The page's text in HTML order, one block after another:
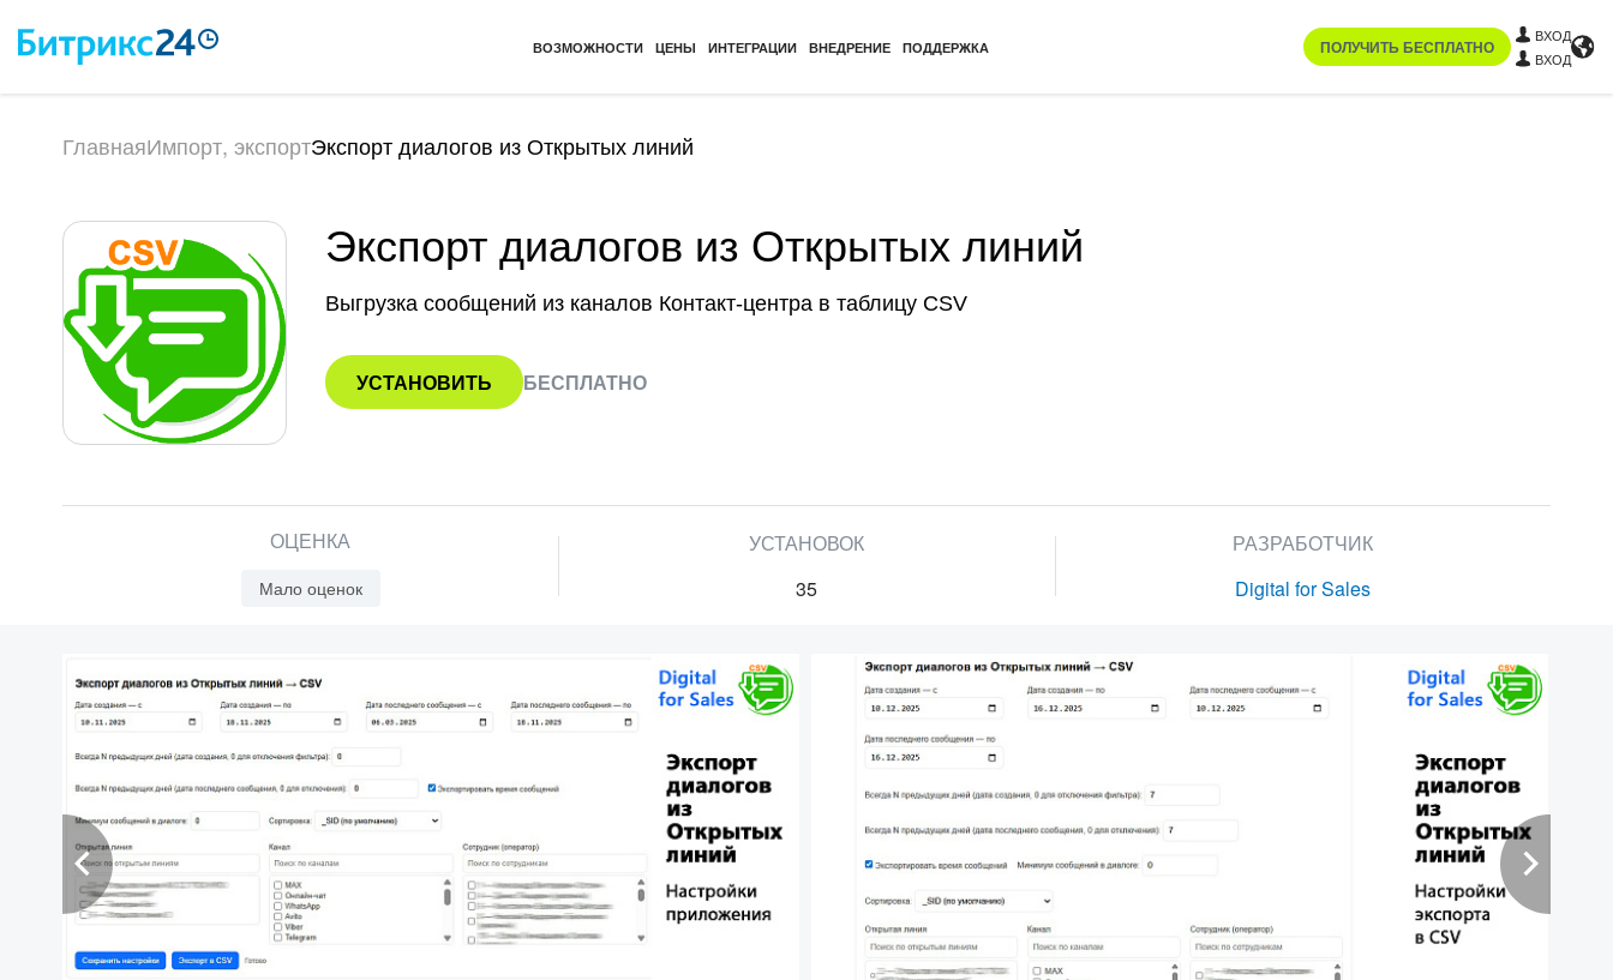
ВОЗМОЖНОСТИ ЦЕНЫ ИНТЕГРАЦИИ ВНЕДРЕНИЕ ПОДДЕРЖКА ПОЛУЧИТЬ БЕСПЛАТНО
ВХОД
ВХОД
ГлавнаяИмпорт, экспортЭкспорт диалогов из Открытых линий
Экспорт диалогов из Открытых линий
Выгрузка сообщений из каналов Контакт-центра в таблицу CSV
УСТАНОВИТЬ БЕСПЛАТНО
ОЦЕНКА
Мало оценок
УСТАНОВОК
35
РАЗРАБОТЧИК
Digital for Sales